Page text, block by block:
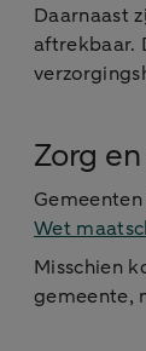
Daarnaast
aftrekbaar.
Zorg
Wet
Misschien
gemeente,